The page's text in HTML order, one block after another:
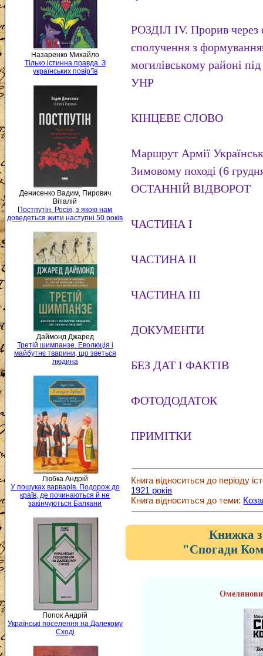
Назаренко Михайло
Тілько істинна правда. З
українських повір’їв
Денисенко Вадим, Пирович
Віталій
Постпутін. Росія, з якою нам
доведеться жити наступні 50 років
Даймонд Джаред
Третій шимпанзе. Еволюція і
майбутнє тварини, що зветься
людина
Любка Андрій
У пошуках варварів. Подорож до
країв, де починаються й не
закінчуються Балкани
Попок Андрій
Українські поселення на Далекому
Сході
РОЗДІЛ IV. Прорив через
сполучення з
могилівському районі
УНР
КІНЦЕВЕ СЛОВО
Маршрут Армії
Зимовому поході (6
ОСТАННІЙ ВІДВОРОТ
ЧАСТИНА І
ЧАСТИНА II
ЧАСТИНА III
ДОКУМЕНТИ
БЕЗ ДАТ І ФАКТІВ
ФОТОДОДАТОК
ПРИМІТКИ
Книга відноситься до періоду
1921 років
Книга відноситься до теми:
Книжка
"Спогади